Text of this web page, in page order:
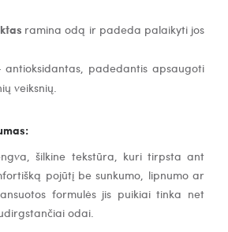
ramina odą ir padeda palaikyti jos
antioksidantas, padedantis apsaugoti
veiksnių.
šilkine tekstūra, kuri tirpsta ant
pojūtį be sunkumo, lipnumo ar
formulės jis puikiai tinka net
odai.